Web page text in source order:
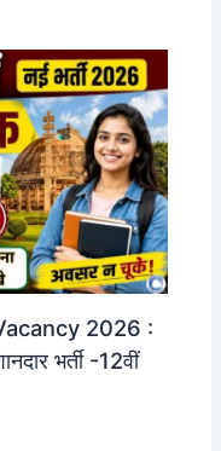
2026 :
भर्ती -12वीं